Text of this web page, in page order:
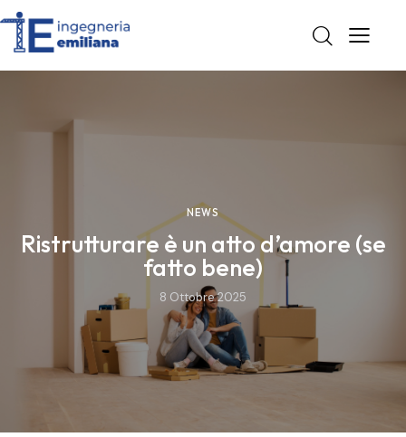
NEWS
Ristrutturare è un atto d’amore (se
fatto bene)
8 Ottobre 2025